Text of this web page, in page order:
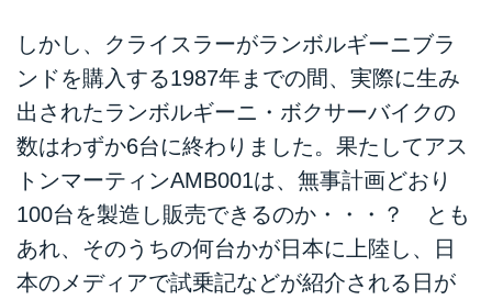
しかし、クライスラーがランボルギーニブラ
ンドを購入する1987年までの間、実際に生み
出されたランボルギーニ・ボクサーバイクの
数はわずか6台に終わりました。果たしてアス
トンマーティンAMB001は、無事計画どおり
100台を製造し販売できるのか・・・？ とも
あれ、そのうちの何台かが日本に上陸し、日
本のメディアで試乗記などが紹介される日が